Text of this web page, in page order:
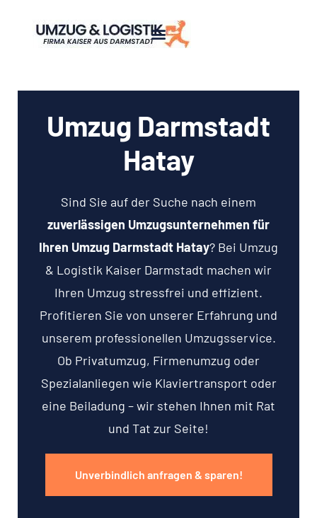
Umzug Darmstadt
Hatay
Sind Sie auf der Suche nach einem
zuverlässigen Umzugsunternehmen für
Ihren Umzug Darmstadt Hatay? Bei Umzug
& Logistik Kaiser Darmstadt machen wir
Ihren Umzug stressfrei und effizient.
Profitieren Sie von unserer Erfahrung und
unserem professionellen Umzugsservice.
Ob Privatumzug, Firmenumzug oder
Spezialanliegen wie Klaviertransport oder
eine Beiladung – wir stehen Ihnen mit Rat
und Tat zur Seite!
Unverbindlich anfragen & sparen!